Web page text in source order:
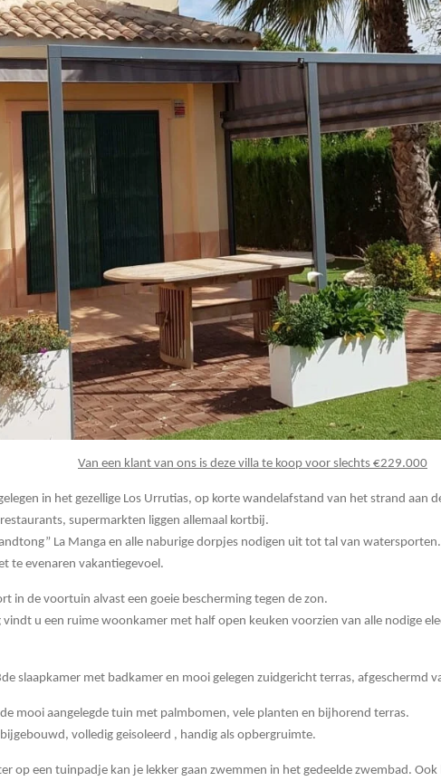
Van een klant van ons is deze villa te koop voor slechts €229.000
in het gezellige Los Urrutias, op korte wandelafstand van het strand aan
supermarkten liggen allemaal kortbij.
La Manga en alle naburige dorpjes nodigen uit tot tal van
te evenaren vakantiegevoel.
in de voortuin alvast een goeie bescherming tegen de zon.
u een ruime woonkamer met half open keuken voorzien van alle nodige
slaapkamer met badkamer en mooi gelegen zuidgericht terras, afgeschermd
mooi aangelegde tuin met palmbomen, vele planten en bijhorend terras.
volledig geisoleerd , handig als opbergruimte.
op een tuinpadje kan je lekker gaan zwemmen in het gedeelde zwembad.